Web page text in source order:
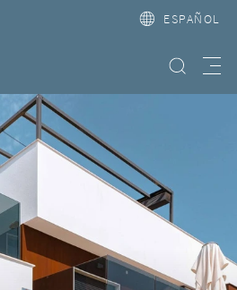
ESPAÑOL